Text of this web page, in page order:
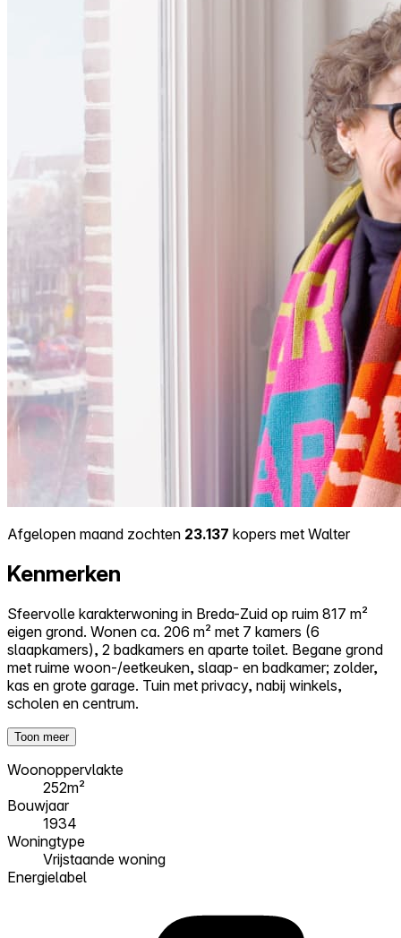
Afgelopen maand zochten 23.137 kopers met Walter
Kenmerken
Sfeervolle karakterwoning in Breda-Zuid op ruim 817 m²
eigen grond. Wonen ca. 206 m² met 7 kamers (6
slaapkamers), 2 badkamers en aparte toilet. Begane grond
met ruime woon-/eetkeuken, slaap- en badkamer; zolder,
kas en grote garage. Tuin met privacy, nabij winkels,
scholen en centrum.
Toon meer
Woonoppervlakte
252m²
Bouwjaar
1934
Woningtype
Vrijstaande woning
Energielabel